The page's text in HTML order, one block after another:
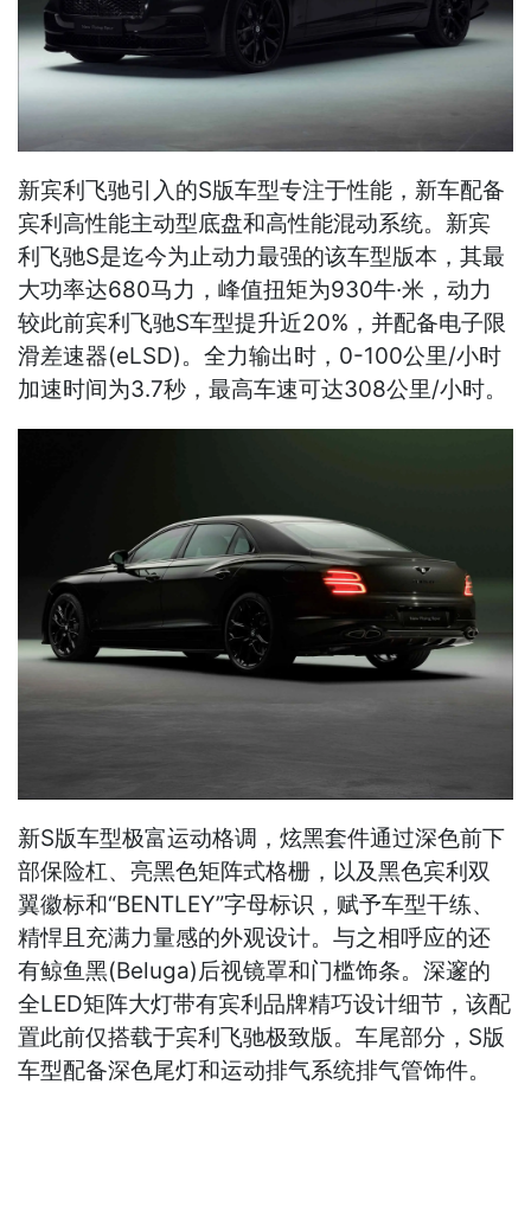
新宾利飞驰引入的S版车型专注于性能，新车配备
宾利高性能主动型底盘和高性能混动系统。新宾
利飞驰S是迄今为止动力最强的该车型版本，其最
大功率达680马力，峰值扭矩为930牛·米，动力
较此前宾利飞驰S车型提升近20%，并配备电子限
滑差速器(eLSD)。全力输出时，0-100公里/小时
加速时间为3.7秒，最高车速可达308公里/小时。
新S版车型极富运动格调，炫黑套件通过深色前下
部保险杠、亮黑色矩阵式格栅，以及黑色宾利双
翼徽标和“BENTLEY”字母标识，赋予车型干练、
精悍且充满力量感的外观设计。与之相呼应的还
有鲸鱼黑(Beluga)后视镜罩和门槛饰条。深邃的
全LED矩阵大灯带有宾利品牌精巧设计细节，该配
置此前仅搭载于宾利飞驰极致版。车尾部分，S版
车型配备深色尾灯和运动排气系统排气管饰件。